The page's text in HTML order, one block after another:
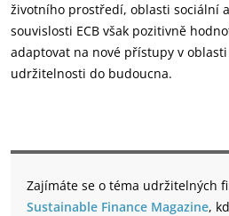
životního prostředí, oblasti sociální
souvislosti ECB však pozitivně
adaptovat na nové přístupy v
udržitelnosti do budoucna.
Zajímáte se o téma udržitelných
Sustainable Finance Magazine,